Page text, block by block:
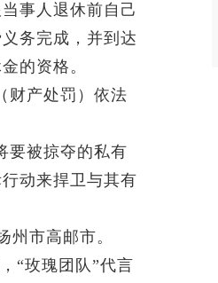
事人退休前自己
务完成，并到达
的资格。
财产处罚）依法
要被掠夺的私有
动来捍卫与其有
州市高邮市。
“玫瑰团队”代言